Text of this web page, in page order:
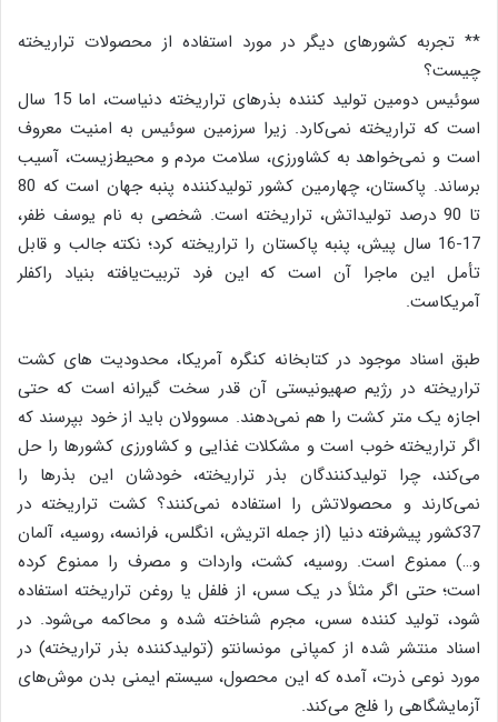
** تجربه کشورهای دیگر در مورد استفاده از محصولات تراریخته
چیست؟
سوئیس دومین تولید کننده بذرهای تراریخته دنیاست، اما 15 سال
است که تراریخته نمی‌کارد. زیرا سرزمین سوئیس به امنیت معروف
است و نمی‌خواهد به کشاورزی، سلامت مردم و محیط‌زیست، آسیب
برساند. پاکستان، چهارمین کشور تولیدکننده پنبه جهان است که 80
تا 90 درصد تولیداتش، تراریخته است. شخصی به نام یوسف ظفر،
17-16 سال پیش، پنبه پاکستان را تراریخته کرد؛ نکته جالب و قابل
تأمل این ماجرا آن است که این فرد تربیت‌یافته بنیاد راکفلر
آمریکاست.
طبق اسناد موجود در کتابخانه کنگره آمریکا، محدودیت ‌های کشت
تراریخته در رژیم صهیونیستی آن‌ قدر سخت ‌گیرانه است که حتی
اجازه یک متر کشت را هم نمی‌دهند. مسوولان باید از خود بپرسند که
اگر تراریخته خوب است و مشکلات غذایی و کشاورزی کشورها را حل
می‌کند، چرا تولیدکنندگان بذر تراریخته، خودشان این بذرها را
نمی‌کارند و محصولاتش را استفاده نمی‌کنند؟ کشت تراریخته در
37‌کشور پیشرفته دنیا (از جمله اتریش، انگلس، فرانسه، روسیه، آلمان
و…) ممنوع است. روسیه، کشت، واردات و مصرف را ممنوع کرده
است؛ حتی اگر مثلاً در یک سس، از فلفل یا روغن تراریخته استفاده
شود، تولید کننده سس، مجرم شناخته شده و محاکمه می‌شود. در
اسناد منتشر شده از کمپانی مونسانتو (تولیدکننده بذر تراریخته) در
مورد نوعی ذرت، آمده که این محصول، سیستم ایمنی بدن موش‌های
آزمایشگاهی را فلج می‌کند.